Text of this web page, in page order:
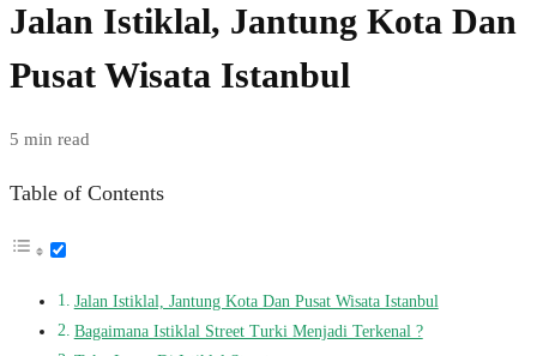
Jalan Istiklal, Jantung Kota Dan
Pusat Wisata Istanbul
5 min read
Table of Contents
Jalan Istiklal, Jantung Kota Dan Pusat Wisata Istanbul
Bagaimana Istiklal Street Turki Menjadi Terkenal ?